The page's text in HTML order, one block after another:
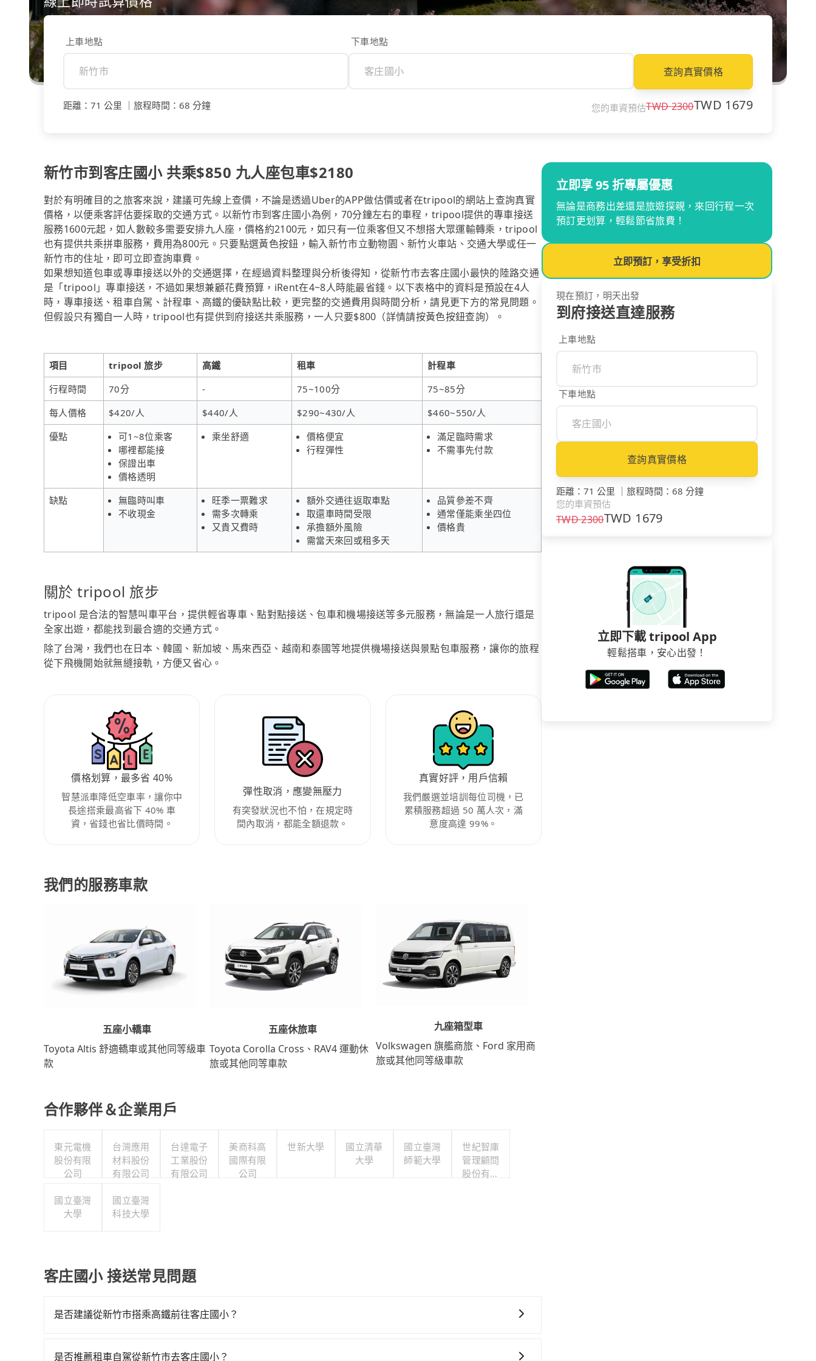
上車地點 下車地點
查詢真實價格
距離 ： 71 公里 旅程時間 ： 68 分鐘 您的車資預估TWD2300TWD 1679
新竹市到客庄國小 共乘$850 九人座包車$2180
對於有明確目的之旅客來說，建議可先線上查價，不論是透過Uber的APP做估價或者在tripool的網站上查詢真實
價格，以便乘客評估要採取的交通方式。以新竹市到客庄國小為例，70分鐘左右的車程，tripool提供的專車接送
服務1600元起，如人數較多需要安排九人座，價格約2100元，如只有一位乘客但又不想搭大眾運輸轉乘，tripool
也有提供共乘拼車服務，費用為800元。只要點選黃色按鈕，輸入新竹市立動物園、新竹火車站、交通大學或任一
新竹市的住址，即可立即查詢車費。
如果想知道包車或專車接送以外的交通選擇，在經過資料整理與分析後得知，從新竹市去客庄國小最快的陸路交通
是「tripool」專車接送，不過如果想兼顧花費預算，iRent在4~8人時能最省錢。以下表格中的資料是預設在4人
時，專車接送、租車自駕、計程車、高鐵的優缺點比較，更完整的交通費用與時間分析，請見更下方的常見問題。
但假設只有獨自一人時，tripool也有提供到府接送共乘服務，一人只要$800（詳情請按黃色按鈕查詢）。
項目 tripool 旅步 高鐵 租車
計程車
行程時間
70分 - 75~100分
75~85分
每人價格
$420/人 $440/人 $290~430/人
$460~550/人
優點
可1~8位乘客
哪裡都能接
保證出車
價格透明
乘坐舒適
價格便宜
行程彈性
滿足臨時需求
不需事先付款
缺點
無臨時叫車
不收現金
旺季一票難求
需多次轉乘
又貴又費時
額外交通往返取車點
取還車時間受限
承擔額外風險
需當天來回或租多天
品質參差不齊
通常僅能乘坐四位
價格貴
關於 tripool 旅步
tripool 是合法的智慧叫車平台，提供輕省專車、點對點接送、包車和機場接送等多元服務，無論是一人旅行還是
全家出遊，都能找到最合適的交通方式。
除了台灣，我們也在日本、韓國、新加坡、馬來西亞、越南和泰國等地提供機場接送與景點包車服務，讓你的旅程
從下飛機開始就無縫接軌，方便又省心。
價格划算，最多省 40%
智慧派車降低空車率，讓你中
長途搭乘最高省下 40% 車
資，省錢也省比價時間。
彈性取消，應變無壓力
有突發狀況也不怕，在規定時
間內取消，都能全額退款。
真實好評，用戶信賴
我們嚴選並培訓每位司機，已
累積服務超過 50 萬人次，滿
意度高達 99%。
我們的服務車款
五座小轎車
Toyota Altis 舒適轎車或其他同等級車
款
五座休旅車
Toyota Corolla Cross、RAV4 運動休
旅或其他同等車款
九座箱型車
Volkswagen 旗艦商旅、Ford 家用商
旅或其他同等級車款
合作夥伴＆企業用戶
東元電機
股份有限
公司
台灣應用
材料股份
有限公司
台達電子
工業股份
有限公司
美商科高
國際有限
公司
世新大學
國立清華
大學
國立臺灣
師範大學
世紀智庫
管理顧問
股份有限
國立臺灣
大學
國立臺灣
科技大學
客庄國小 接送常見問題
是否建議從新竹市搭乘高鐵前往客庄國小？
從最早07:02到23:32，過了末班車到清晨的時段，還是要找其他交通方案。假設從新竹市東區前往最靠近的新竹
是否推薦租車自駕從新竹市去客庄國小？
立即享 95 折專屬優惠
無論是商務出差還是旅遊探親，來回行程一次
預訂更划算，輕鬆節省旅費！
立即預訂，享受折扣
現在預訂，明天出發
到府接送直達服務
上車地點
下車地點
查詢真實價格
距離 ： 71 公里 ｜ 旅程時間 ： 68 分鐘
您的車資預估
TWD2300TWD 1679
立即下載 tripool App
輕鬆搭車，安心出發！